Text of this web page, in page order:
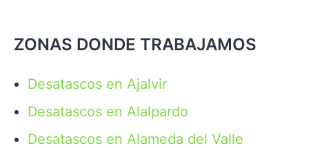
ZONAS DONDE TRABAJAMOS
Desatascos en Ajalvir
Desatascos en Alalpardo
Desatascos en Alameda del Valle